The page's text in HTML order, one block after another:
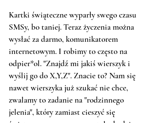
Kartki świąteczne wyparły swego czasu
SMSy, bo taniej. Teraz życzenia można
wysłać za darmo, komunikatorem
internetowym. I robimy to często na
odpier*ol. "Znajdź mi jakiś wierszyk i
wyślij go do X,Y,Z". Znacie to? Nam się
nawet wierszyka już szukać nie chce,
zwalamy to zadanie na "rodzinnego
jelenia", który zamiast cieszyć się